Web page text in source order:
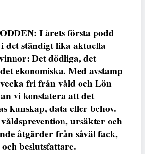
I årets första podd
det ständigt lika aktuella
Det dödliga, det
ekonomiska. Med avstamp
fri från våld och Lön
vi konstatera att det
kunskap, data eller behov.
ursäkter och
åtgärder från såväl fack,
beslutsfattare.